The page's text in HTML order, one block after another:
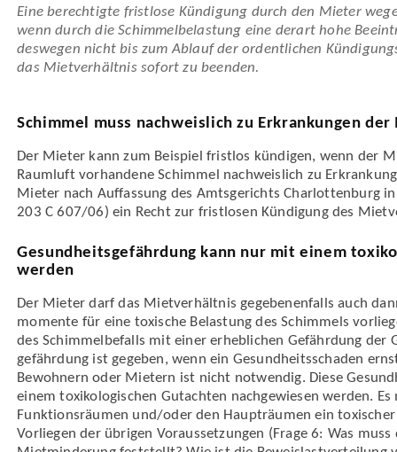
Eine berechtigte fristlose Kündigung durch den Mieter
wenn durch die Schimmel­belastung eine derart hohe
deswegen nicht bis zum Ablauf der ordentlichen
das Miet­verhältnis sofort zu beenden.
Schimmel muss nachweislich zu Erkrankungen
Der Mieter kann zum Beispiel fristlos kündigen, wenn der
Raumluft vorhandene Schimmel nachweislich zu
Mieter nach Auffassung des Amts­gerichts Charlottenburg
203 C 607/06) ein Recht zur fristlosen Kündigung des
Gesundheitsgefährdung kann nur mit einem
werden
Der Mieter darf das Miet­verhältnis gegebenenfalls auch
momente für eine toxische Belastung des Schimmels
des Schimmel­befalls mit einer erheblichen Gefährdung der
gefährdung ist gegeben, wenn ein Gesundheits­schaden
Bewohnern oder Mietern ist nicht notwendig. Diese
einem toxikologischen Gutachten nachgewiesen werden.
Funktions­räumen und/oder den Haupt­räumen ein
Vorliegen der übrigen Voraus­setzungen (Frage 6: Was